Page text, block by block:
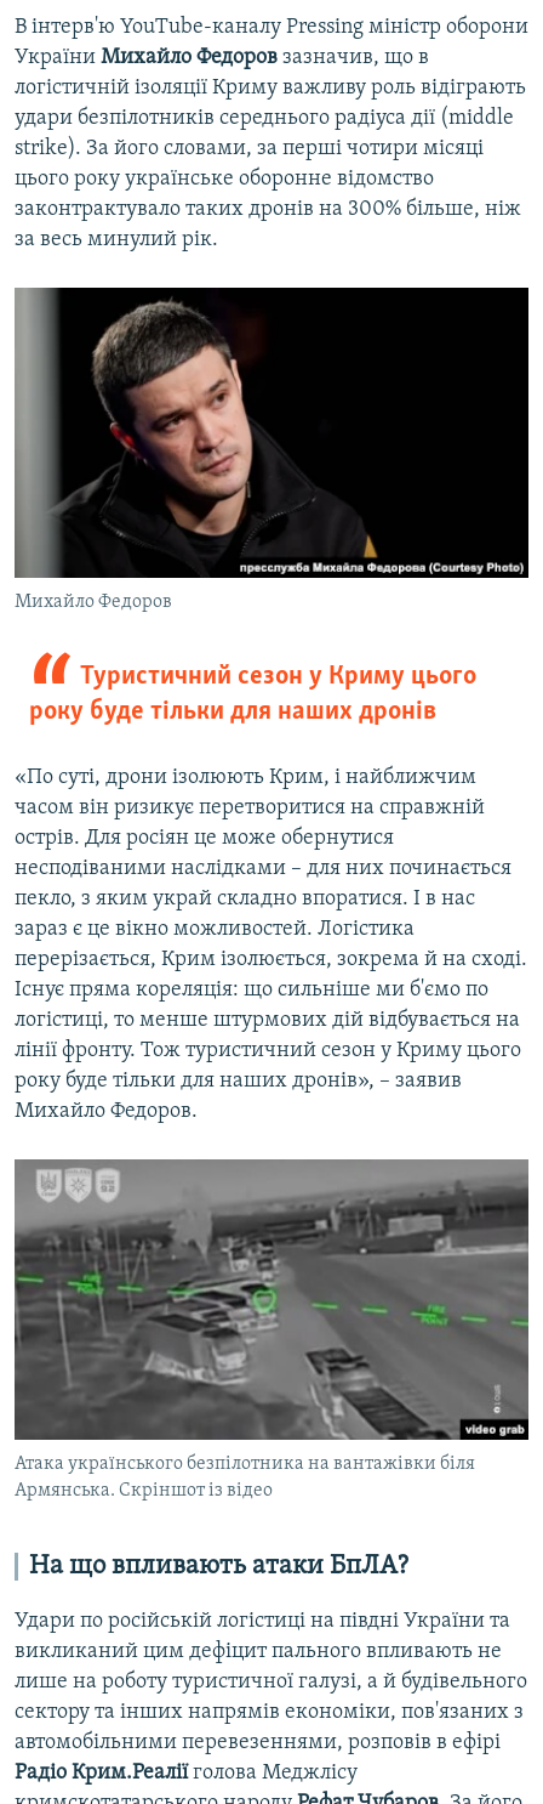
В інтерв'ю YouTube-каналу Pressing міністр оборони
України Михайло Федоров зазначив, що в
логістичній ізоляції Криму важливу роль відіграють
удари безпілотників середнього радіуса дії (middle
strike). За його словами, за перші чотири місяці
цього року українське оборонне відомство
законтрактувало таких дронів на 300% більше, ніж
за весь минулий рік.
Михайло Федоров
Туристичний сезон у Криму цього
року буде тільки для наших дронів
«По суті, дрони ізолюють Крим, і найближчим
часом він ризикує перетворитися на справжній
острів. Для росіян це може обернутися
несподіваними наслідками – для них починається
пекло, з яким украй складно впоратися. І в нас
зараз є це вікно можливостей. Логістика
перерізається, Крим ізолюється, зокрема й на сході.
Існує пряма кореляція: що сильніше ми б'ємо по
логістиці, то менше штурмових дій відбувається на
лінії фронту. Тож туристичний сезон у Криму цього
року буде тільки для наших дронів», – заявив
Михайло Федоров.
Атака українського безпілотника на вантажівки біля
Армянська. Скріншот із відео
На що впливають атаки БпЛА?
Удари по російській логістиці на півдні України та
викликаний цим дефіцит пального впливають не
лише на роботу туристичної галузі, а й будівельного
сектору та інших напрямів економіки, пов'язаних з
автомобільними перевезеннями, розповів в ефірі
Радіо Крим.Реаліїголова Меджлісу